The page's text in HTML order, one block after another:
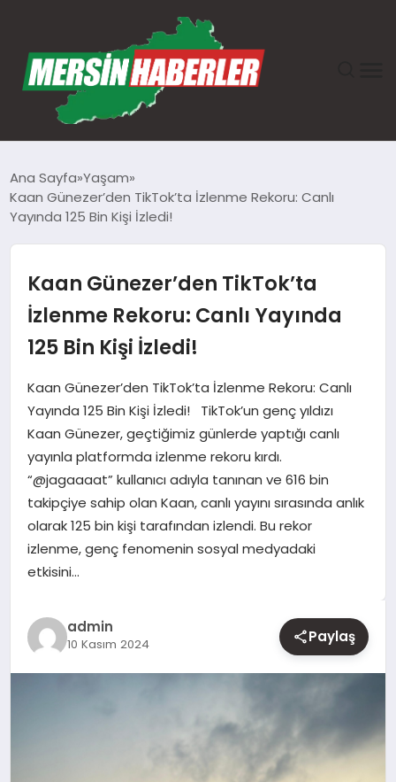
GÜNDEM
SAĞLIK
TEKNOLOJI
SPOR
YAŞAM
EĞITIM
Ana Sayfa Yaşam
Kaan Günezer’den TikTok’ta İzlenme Rekoru: Canlı
Yayında 125 Bin Kişi İzledi!
Kaan Günezer’den TikTok’ta
İzlenme Rekoru: Canlı Yayında
125 Bin Kişi İzledi!
Kaan Günezer’den TikTok’ta İzlenme Rekoru: Canlı
Yayında 125 Bin Kişi İzledi! TikTok’un genç yıldızı
Kaan Günezer, geçtiğimiz günlerde yaptığı canlı
yayınla platformda izlenme rekoru kırdı.
“@jagaaaat” kullanıcı adıyla tanınan ve 616 bin
takipçiye sahip olan Kaan, canlı yayını sırasında anlık
olarak 125 bin kişi tarafından izlendi. Bu rekor
izlenme, genç fenomenin sosyal medyadaki
etkisini…
admin
10 Kasım 2024 Paylaş